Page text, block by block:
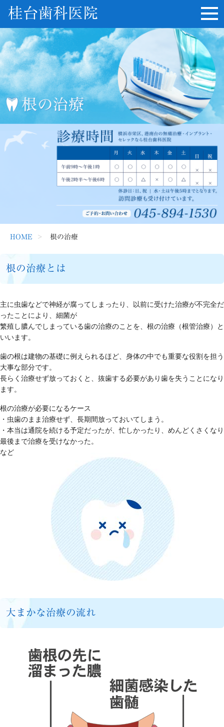
桂台歯科医院
HOME 根の治療
根の治療とは
主に虫歯などで神経が腐ってしまったり、以前に受けた治療が不完全だ
ったことにより、細菌が
繁殖し膿んでしまっている歯の治療のことを、根の治療（根管治療）と
いいます。
歯の根は建物の基礎に例えられるほど、身体の中でも重要な役割を担う
大事な部分です。
長らく治療せず放っておくと、抜歯する必要があり歯を失うことになり
ます。
根の治療が必要になるケース
・虫歯のまま治療せず、長期間放っておいてしまう。
・本当は通院を続ける予定だったが、忙しかったり、めんどくさくなり
最後まで治療を受けなかった。
など
大まかな治療の流れ